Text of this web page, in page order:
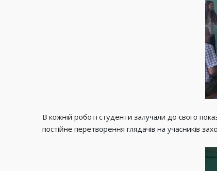
В кожній роботі студенти залучали до свого
постійне перетворення глядачів на учасників